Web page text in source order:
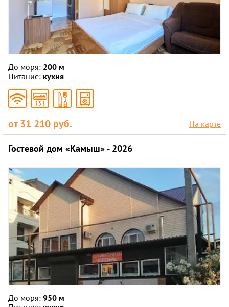
До моря: 200 м
Питание: кухня
от 31 210 руб. На карте
Гостевой дом «Камыш» - 2026
До моря: 950 м